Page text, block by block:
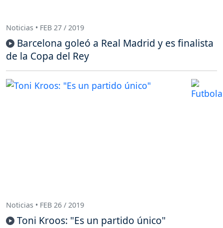
Noticias • FEB 27 / 2019
Barcelona goleó a Real Madrid y es finalista
de la Copa del Rey
Noticias • FEB 26 / 2019
Toni Kroos: "Es un partido único"